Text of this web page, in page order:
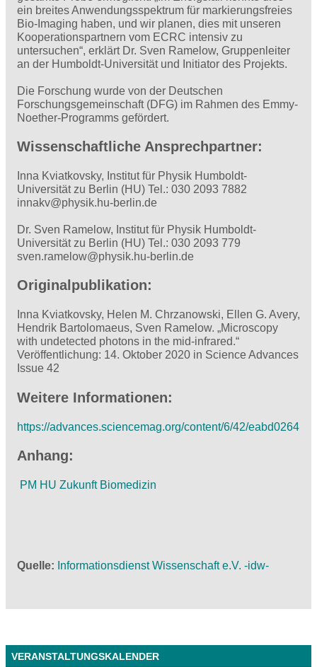
ein breites Anwendungsspektrum für markierungsfreies
Bio-Imaging haben, und wir planen, dies mit unseren
Kooperationspartnern vom ECRC intensiv zu
untersuchen“, erklärt Dr. Sven Ramelow, Gruppenleiter
an der Humboldt-Universität und Initiator des Projekts.
Die Forschung wurde von der Deutschen
Forschungsgemeinschaft (DFG) im Rahmen des Emmy-
Noether-Programms gefördert.
Wissenschaftliche Ansprechpartner:
Inna Kviatkovsky, Institut für Physik Humboldt-
Universität zu Berlin (HU) Tel.: 030 2093 7882
innakv@physik.hu-berlin.de
Dr. Sven Ramelow, Institut für Physik Humboldt-
Universität zu Berlin (HU) Tel.: 030 2093 779
sven.ramelow@physik.hu-berlin.de
Originalpublikation:
Inna Kviatkovsky, Helen M. Chrzanowski, Ellen G. Avery,
Hendrik Bartolomaeus, Sven Ramelow. „Microscopy
with undetected photons in the mid-infrared.“
Veröffentlichung: 14. Oktober 2020 in Science Advances
Issue 42
Weitere Informationen:
https://advances.sciencemag.org/content/6/42/eabd0264
Anhang:
PM HU Zukunft Biomedizin
Quelle Informationsdienst Wissenschaft e.V. -idw-
VERANSTALTUNGSKALENDER